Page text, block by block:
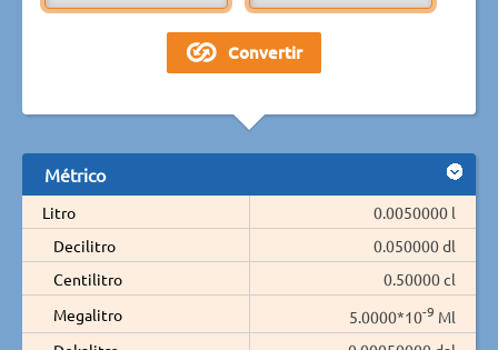
Métrico
Litro
0.0050000 l
Decilitro
0.050000 dl
Centilitro
0.50000 cl
Megalitro
5.0000*10-9 Ml